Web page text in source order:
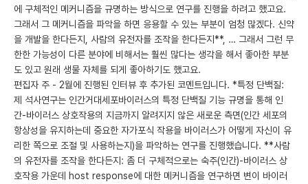
에 구체적인 메커니즘을 규명하는 방식으로 연구를 진행을 하려고 했고요.
그래서 그 메커니즘을 파악을 하면 응용할 수 있는 부분이 엄청 많겠다. 신약
을 개발을 한다든지, 사람의 유전자를 조작을 한다든지**, … 그래서 그런 무
한한 가능성이 다른 분야에 비해서는 훨씬 많다는 생각을 해서 좋아한 부분
도 있고 원래 생물 자체를 되게 좋아하기도 했고요.
편집자 주 - 2월에 진행된 인터뷰 후 추가된 코멘트입니다. *특정 단백질:
제 석사연구는 인간거대세포바이러스의 특정 단백질 기능 규명을 통해 인
간-바이러스 상호작용의 지금까지 알려지지 않은 새로운 측면(인간 세포의
항상성을 유지하는데 중요한 자가포식 작용을 바이러스가 어떻게 자신이 유
리한 쪽으로 조절 및 사용하는지)을 파악하는 연구를 진행했습니다. **사람
의 유전자를 조작을 한다든지: 좀 더 구체적으로는 숙주(인간)-바이러스 상
호작용 가운데 host response에 대한 메커니즘을 연구하면 변이 바이러